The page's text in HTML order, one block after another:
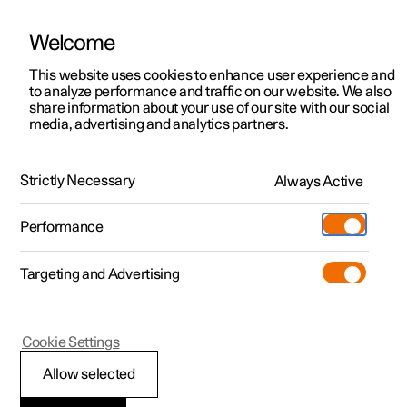
Polestar 2
Polestar 3
Polestar 4
Pre-owned
Shop
Mere
Udforsk Polestar 2
Kampagner
Nye lagerbiler
Prøvetur
Nye lagerbiler
Udforsk Polestar 4
Kampagner
Nye lagerbiler
Pre-owned-programmet
Pre-owned Polestar 2
Kampagner til privatkunder
Tilbud til erhvervskunder
Nye lagerbiler
Byg din bil
Pre-owned
Prøvetur
Extras tilbehør
(Åbner i et nyt vindue)
Experiences
Firmabil
Find os
Servicelokationer
Ejerskab
Opladning
Om Polestar
Bæredygtighed
HåndbogVideogalleriSoftwareopdateringer
Polestar Connect-tjenester
Polestar 2
Automatisk
Welcome
This website uses cookies to enhance user experience and
to analyze performance and traffic on our website. We also
share information about your use of our site with our social
media, advertising and analytics partners.
Strictly Necessary Always Active
Performance
Targeting and Advertising
Allow selected
Cookie Settings